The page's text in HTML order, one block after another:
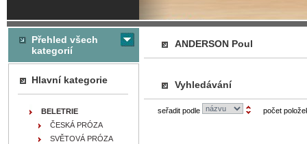
ANDERSON Poul
Vyhledávání
seřadit podle počet
Přehled všech
kategorií
Hlavní kategorie
BELETRIE
ČESKÁ PRÓZA
SVĚTOVÁ PRÓZA